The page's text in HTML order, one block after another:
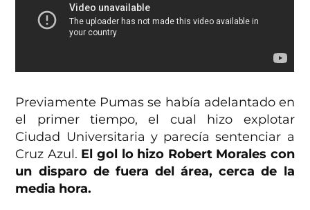
Previamente Pumas se había adelantado en
el primer tiempo, el cual hizo explotar
Ciudad Universitaria y parecía sentenciar a
Cruz Azul. El gol lo hizo Robert Morales con
un disparo de fuera del área, cerca de la
media hora.